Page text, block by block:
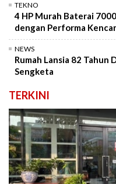
TEKNO
4 HP Murah Baterai
dengan Performa
NEWS
Rumah Lansia 82 Tahun
Sengketa
TERKINI